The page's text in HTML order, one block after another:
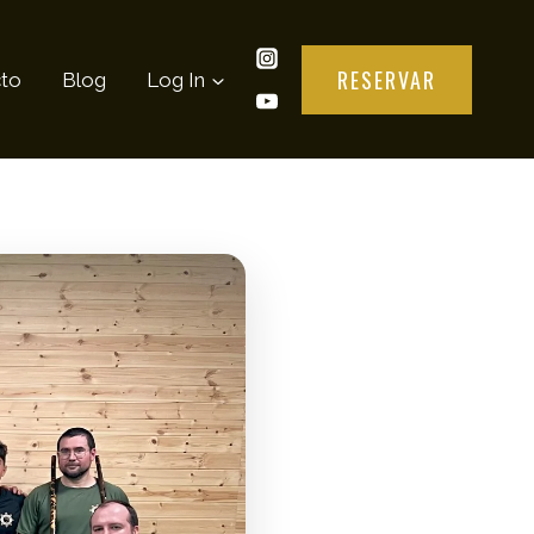
Blog Log In RESERVAR